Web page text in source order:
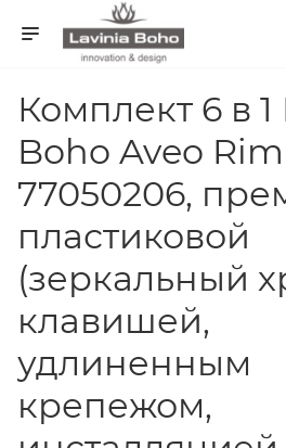
Комплект 6 в
Boho Aveo
77050206,
пластиковой
(зеркальный
клавишей,
удлиненным
крепежом,